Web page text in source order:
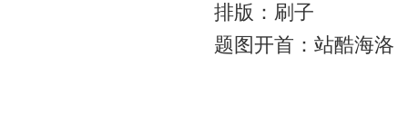
排版：刷子
题图开首：站酷海洛